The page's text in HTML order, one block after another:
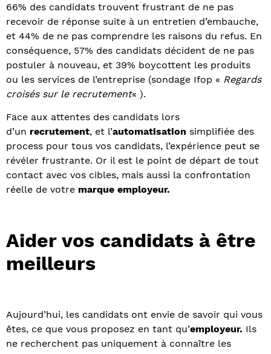
66% des candidats trouvent frustrant de ne pas
recevoir de réponse suite à un entretien d’embauche,
et 44% de ne pas comprendre les raisons du refus. En
conséquence, 57% des candidats décident de ne pas
postuler à nouveau, et 39% boycottent les produits
ou les services de l’entreprise (sondage Ifop « Regards
croisés sur le recrutement« ).
Face aux attentes des candidats lors
d’un recrutement, et l’automatisation simplifiée des
process pour tous vos candidats, l’expérience peut se
révéler frustrante. Or il est le point de départ de tout
contact avec vos cibles, mais aussi la confrontation
réelle de votre marque employeur.
Aider vos candidats à être
meilleurs
Aujourd’hui, les candidats ont envie de savoir qui vous
êtes, ce que vous proposez en tant qu’employeur. Ils
ne recherchent pas uniquement à connaître les